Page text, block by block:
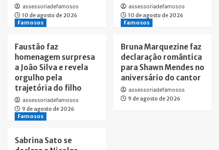
assessoriadefamosos
10 de agosto de 2026
assessoriadefamosos
10 de agosto de 2026
Famosos
Faustão faz
homenagem surpresa
a João Silva e revela
orgulho pela
trajetória do filho
assessoriadefamosos
9 de agosto de 2026
Famosos
Bruna Marquezine faz
declaração romântica
para Shawn Mendes no
aniversário do cantor
assessoriadefamosos
9 de agosto de 2026
Famosos
Sabrina Sato se